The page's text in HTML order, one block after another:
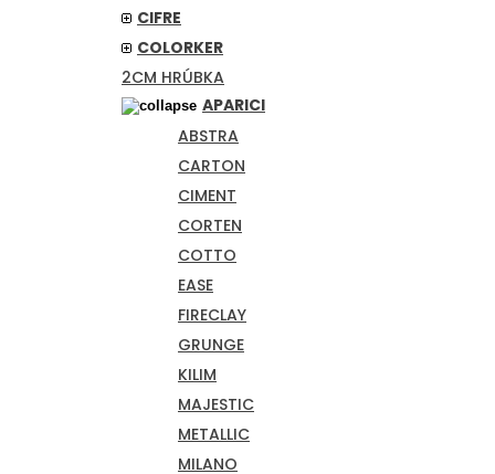
CIFRE
COLORKER
2CM HRÚBKA
APARICI
ABSTRA
CARTON
CIMENT
CORTEN
COTTO
EASE
FIRECLAY
GRUNGE
KILIM
MAJESTIC
METALLIC
MILANO